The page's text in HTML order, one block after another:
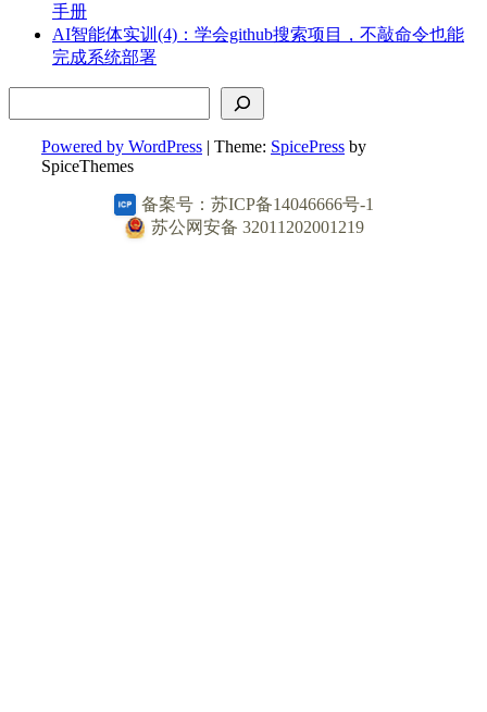
手册
AI智能体实训(4)：学会github搜索项目，不敲命令也能
完成系统部署
Powered by WordPress | Theme: SpicePress by
SpiceThemes
备案号：苏ICP备14046666号-1
苏公网安备 32011202001219